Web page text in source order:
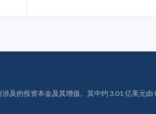
及的投资本金及其增值。其中约 3.01 亿美元